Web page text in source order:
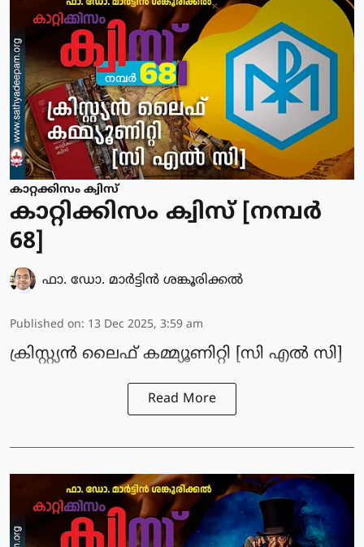
കാറ്റക്കിസം ക്വിസ്
കാറ്റിക്കിസം ക്വിസ് [നമ്പര്‍
68]
ഫാ. ഡോ. മാര്‍ട്ടിന്‍ ശങ്കൂരിക്കല്‍
Published on: 13 Dec 2025, 3:59 am
ക്രിസ്റ്റ്യൻ ലൈഫ് കമ്മ്യൂണിറ്റി [സി എൽ സി]
Read More